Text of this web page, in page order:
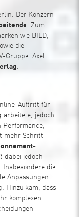
Der Konzern
. Zum
wie BILD,
die
Gruppe. Axel
Auftritt für
arbeitete, jedoch
Performance,
mehr Schritt
dabei jedoch
Insbesondere die
Anpassungen
Hinzu kam, dass
komplexen